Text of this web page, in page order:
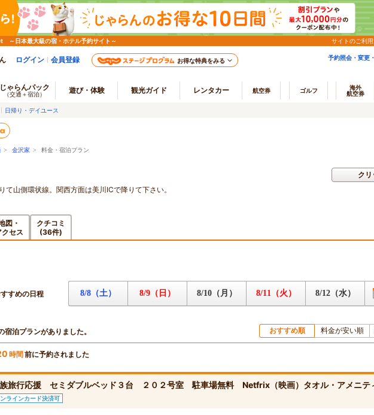
～日本最大級の宿・ホテル予約サイト～ サイトのご利
ログイン 会員登録 お得な特典をみる 予約照会・変更
じゃらんパック
（交通＋宿泊） 遊び・体験 観光ガイド レンタカー 航空券 ゴルフ
海外
航空券
日帰り・デイユース
> 金沢家 > 料金・宿泊プラン
山側環状線。関西方面は美川ICで降りて下さい。
クリ
図・
クセス
クチコミ
(36件)
すめの日程 8/8（土） 8/9（日） 8/10（月） 8/11（火） 8/12（水）
宿泊プランがありました。 おすすめ順 料金が安い順
時間 前に予約されました
旅行応援 セミダブルベッド３台 ２０２号室 駐車場無料 Netfrix（映画）タオル・アメニテ
ラインカード決済可